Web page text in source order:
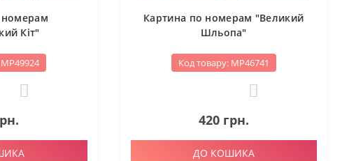
номерам
Кіт"
МР49924
Картина по номерам "Великий
Шльопа"
Код товару: МР46741
420 грн.
ДО КОШИКА